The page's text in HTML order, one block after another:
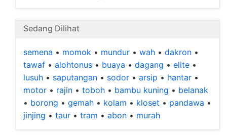
Sedang Dilihat
semena • momok • mundur • wah • dakron •
tawaf • alohtonus • buaya • dagang • elite •
lusuh • saputangan • sodor • arsip • hantar •
motor • rajin • toboh • bambu kuning • belanak
• borong • gemah • kolam • kloset • pandawa •
jinjing • taur • tram • abon • murah